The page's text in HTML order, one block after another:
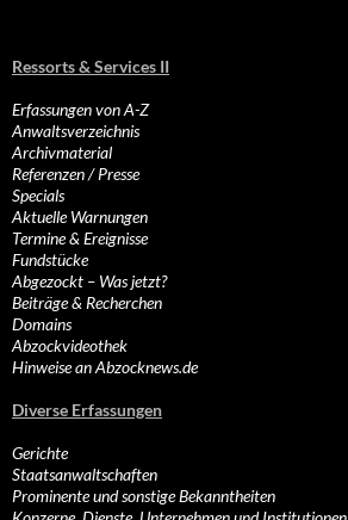
Ressorts & Services II
Erfassungen von A-Z
Anwaltsverzeichnis
Archivmaterial
Referenzen / Presse
Specials
Aktuelle Warnungen
Termine & Ereignisse
Fundstücke
Abgezockt – Was jetzt?
Beiträge & Recherchen
Domains
Abzockvideothek
Hinweise an Abzocknews.de
Diverse Erfassungen
Gerichte
Staatsanwaltschaften
Prominente und sonstige Bekanntheiten